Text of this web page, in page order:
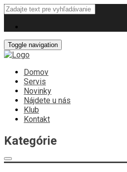
Toggle navigation
Domov
Servis
Novinky
Nájdete u nás
Klub
Kontakt
Kategórie